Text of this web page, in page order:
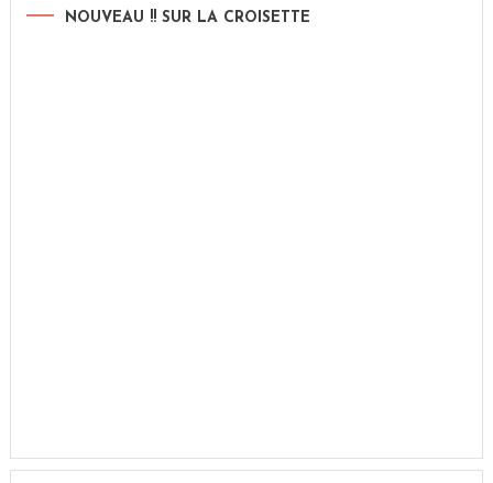
NOUVEAU !! SUR LA CROISETTE